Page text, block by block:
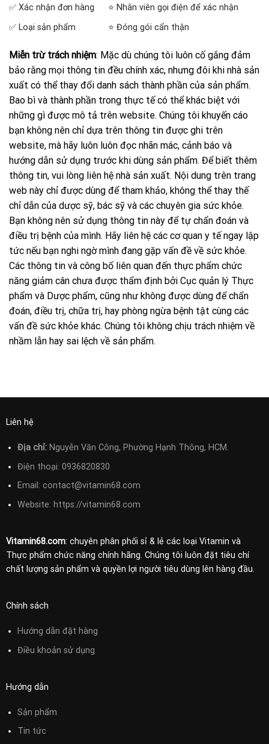
✅ Xác nhận đơn hàng
⭐ Nhân viên gọi điện để xác nhận
✅ Loại sản phẩm
⭐ Đóng gói cẩn thận
Miễn trừ trách nhiệm: Mặc dù chúng tôi luôn cố gắng đảm
bảo rằng mọi thông tin đều chính xác, nhưng đôi khi nhà sản
xuất có thể thay đổi danh sách thành phần của sản phẩm.
Bao bì và thành phần trong thực tế có thể khác biệt với
những gì được mô tả trên website. Chúng tôi khuyến cáo
bạn không nên chỉ dựa trên thông tin được ghi trên
website, mà hãy luôn luôn đọc nhãn mác, cảnh báo và
hướng dẫn sử dụng trước khi dùng sản phẩm. Để biết thêm
thông tin, vui lòng liên hệ nhà sản xuất. Nội dung trên trang
web này chỉ được dùng để tham khảo, không thể thay thế
chỉ dẫn của dược sỹ, bác sỹ và các chuyên gia sức khỏe.
Bạn không nên sử dụng thông tin này để tự chẩn đoán và
điều trị bệnh của mình. Hãy liên hệ các cơ quan y tế ngay lập
tức nếu bạn nghi ngờ mình đang gặp vấn đề về sức khỏe.
Các thông tin và công bố liên quan đến thực phẩm chức
năng giảm cân chưa được thẩm định bởi Cục quản lý Thực
phẩm và Dược phẩm, cũng như không được dùng để chẩn
đoán, điều trị, chữa trị, hay phòng ngừa bệnh tật cùng các
vấn đề sức khỏe khác. Chúng tôi không chịu trách nhiệm về
nhầm lẫn hay sai lệch về sản phẩm.
Liên hệ
Địa chỉ:Nguyễn Văn Công, Phường Hạnh Thông, HCM.
Điện thoại: 0936820830
Email: contact@vitamin68.com
Website: https://vitamin68.com
Vitamin68.com: chuyên phân phối sỉ & lẻ các loại Vitamin và
Thực phẩm chức năng chính hãng. Chúng tôi luôn đặt tiêu chí
chất lượng sản phẩm và quyền lợi người tiêu dùng lên hàng đầu.
Chính sách
Hướng dẫn đặt hàng
Điều khoản sử dụng
Hướng dẫn
Sản phẩm
Tin tức